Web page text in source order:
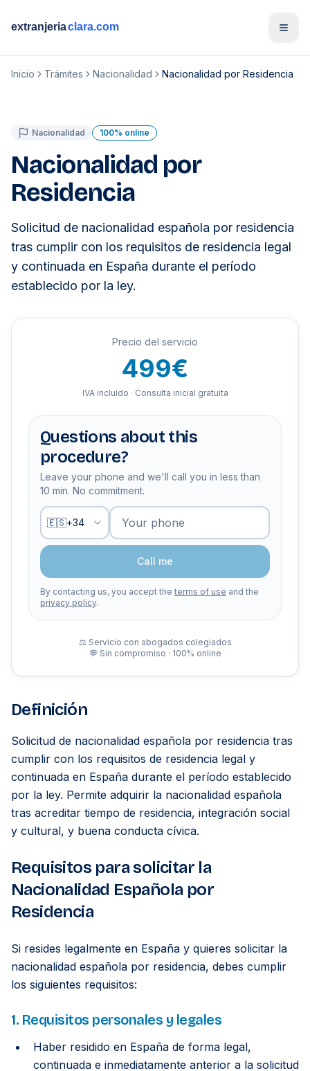
Inicio Trámites Nacionalidad Nacionalidad por Residencia
Nacionalidad 100% online
Nacionalidad por
Residencia
Solicitud de nacionalidad española por residencia
tras cumplir con los requisitos de residencia legal
y continuada en España durante el período
establecido por la ley.
Precio del servicio
499€
IVA incluido · Consulta inicial gratuita
Questions about this
procedure?
Leave your phone and we'll call you in less than
10 min. No commitment.
Your phone
🇪🇸+34
Call me
By contacting us, you accept the terms of use and the
privacy policy.
⚖️ Servicio con abogados colegiados
💬 Sin compromiso · 100% online
Definición
Solicitud de nacionalidad española por residencia tras
cumplir con los requisitos de residencia legal y
continuada en España durante el período establecido
por la ley. Permite adquirir la nacionalidad española
tras acreditar tiempo de residencia, integración social
y cultural, y buena conducta cívica.
Requisitos para solicitar la
Nacionalidad Española por
Residencia
Si resides legalmente en España y quieres solicitar la
nacionalidad española por residencia, debes cumplir
los siguientes requisitos:
1. Requisitos personales y legales
Haber residido en España de forma legal,
continuada e inmediatamente anterior a la solicitud